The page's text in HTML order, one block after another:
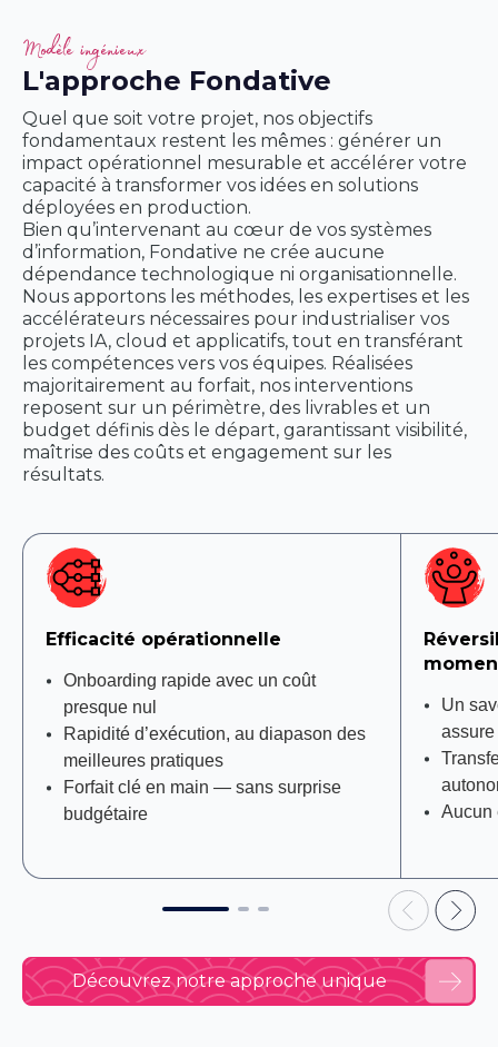
Modèle ingénieux
L'approche Fondative
Quel que soit votre projet, nos objectifs
fondamentaux restent les mêmes : générer un
impact opérationnel mesurable et accélérer votre
capacité à transformer vos idées en solutions
déployées en production.
Bien qu’intervenant au cœur de vos systèmes
d’information, Fondative ne crée aucune
dépendance technologique ni organisationnelle.
Nous apportons les méthodes, les expertises et les
accélérateurs nécessaires pour industrialiser vos
projets IA, cloud et applicatifs, tout en transférant
les compétences vers vos équipes. Réalisées
majoritairement au forfait, nos interventions
reposent sur un périmètre, des livrables et un
budget définis dès le départ, garantissant visibilité,
maîtrise des coûts et engagement sur les
résultats.
Efficacité opérationnelle
Onboarding rapide avec un coût
presque nul
Rapidité d’exécution, au diapason des
meilleures pratiques
Forfait clé en main — sans surprise
budgétaire
Un
Aucun
Découvrez notre approche unique